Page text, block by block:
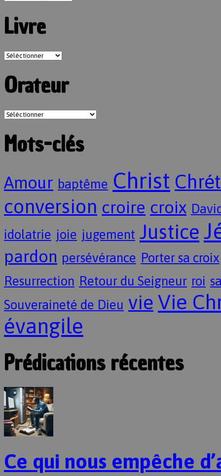
Livre
Orateur
Mots-clés
Amour baptême Christ
conversion croire croix
idolatrie joie jugement Justice
pardon persévérance Porter sa croix
Resurrection Retour du Seigneur roi
Souveraineté de Dieu vie Vie
évangile
Prédications récentes
Ce qui nous empêche